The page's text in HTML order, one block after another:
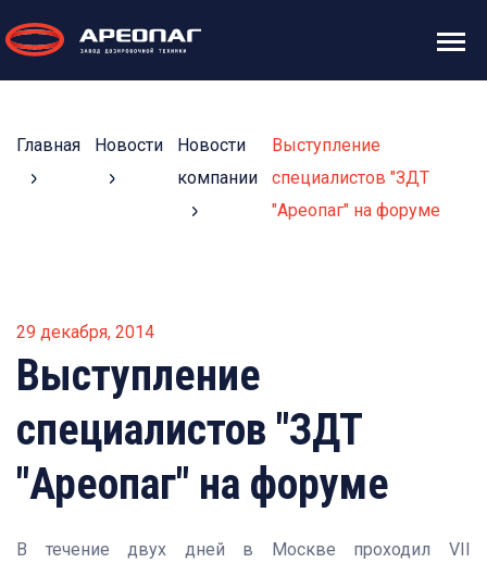
Главная Новости
Новости
компании
Выступление
специалистов "ЗДТ
"Ареопаг" на форуме
29 декабря, 2014
Выступление
специалистов "ЗДТ
"Ареопаг" на форуме
В течение двух дней в Москве проходил VII